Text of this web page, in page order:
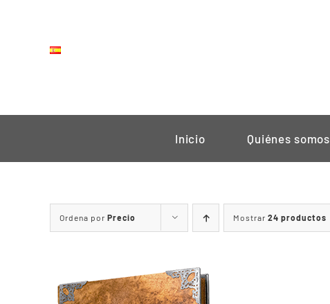
contenido
Inicio Quiénes somos
Ordena por Precio Mostrar 24 productos